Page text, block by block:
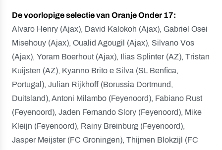
De voorlopige selectie van Oranje Onder 17:
Alvaro Henry (Ajax), David Kalokoh (Ajax), Gabriel Osei
Misehouy (Ajax), Oualid Agougil (Ajax), Silvano Vos
(Ajax), Yoram Boerhout (Ajax), Ilias Splinter (AZ), Tristan
Kuijsten (AZ), Kyanno Brito e Silva (SL Benfica,
Portugal), Julian Rijkhoff (Borussia Dortmund,
Duitsland), Antoni Milambo (Feyenoord), Fabiano Rust
(Feyenoord), Jaden Fernando Slory (Feyenoord), Mike
Kleijn (Feyenoord), Rainy Breinburg (Feyenoord),
Jasper Meijster (FC Groningen), Thijmen Blokzijl (FC